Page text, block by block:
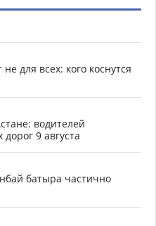
для всех: кого коснутся
водителей
9 августа
батыра частично